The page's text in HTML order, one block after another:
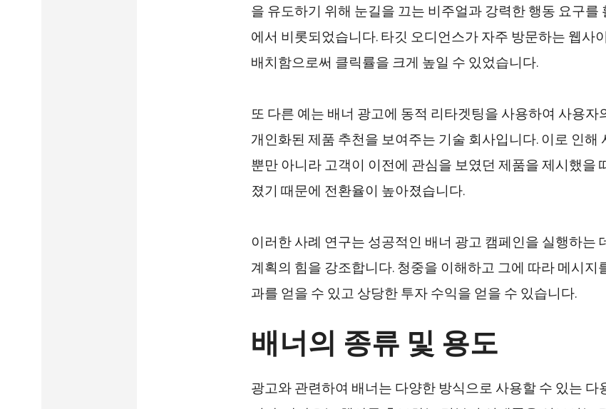
을 유도하기 위해 눈길을 끄는 비주얼과 강력한 행동 요구를
에서 비롯되었습니다. 타깃 오디언스가 자주 방문하는 웹사
배치함으로써 클릭률을 크게 높일 수 있었습니다.
또 다른 예는 배너 광고에 동적 리타겟팅을 사용하여 사용
개인화된 제품 추천을 보여주는 기술 회사입니다. 이로 인해
뿐만 아니라 고객이 이전에 관심을 보였던 제품을 제시했을
졌기 때문에 전환율이 높아졌습니다.
이러한 사례 연구는 성공적인 배너 광고 캠페인을 실행하는
계획의 힘을 강조합니다. 청중을 이해하고 그에 따라 메시지
과를 얻을 수 있고 상당한 투자 수익을 얻을 수 있습니다.
배너의 종류 및 용도
광고와 관련하여 배너는 다양한 방식으로 사용할 수 있는 다